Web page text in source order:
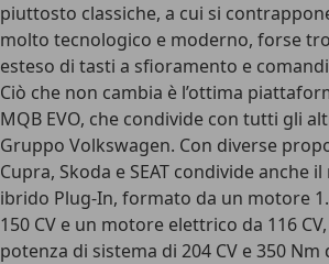
piuttosto classiche, a cui si
molto tecnologico e moderno, forse
esteso di tasti a sfioramento e
Ciò che non cambia è l’ottima
MQB EVO, che condivide con tutti gli
Gruppo Volkswagen. Con diverse
Cupra, Skoda e SEAT condivide anche
ibrido Plug-In, formato da un motore
150 CV e un motore elettrico da 116
potenza di sistema di 204 CV e 350